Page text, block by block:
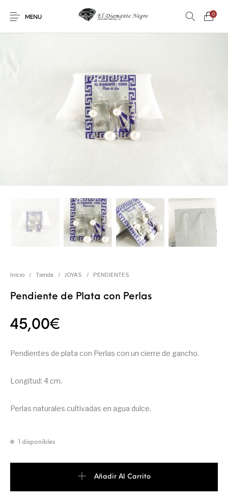
MENU
0
En oferta ! DECORACIÓN
CONSUMO
Inicio / Tienda / JOYAS / PENDIENTES
Pendiente de Plata con Perlas
45,00€
Pendientes de plata con Perlas con un cierre de gancho.
Longitud: 4 cm.
Perlas naturales cultivadas en agua dulce.
1 disponibles
Añadir Al Carrito